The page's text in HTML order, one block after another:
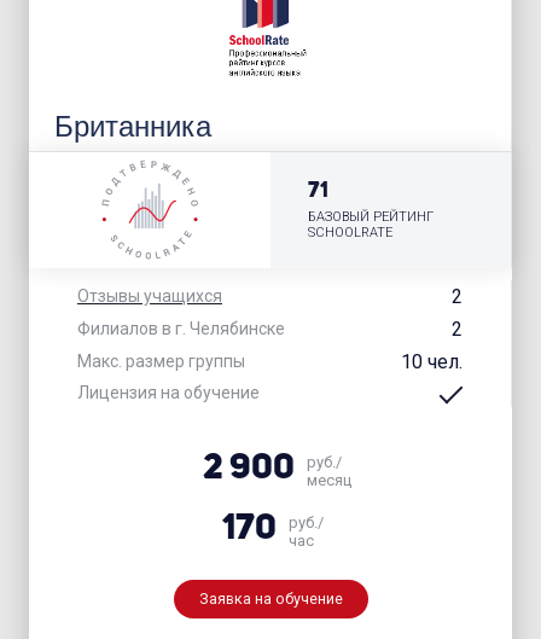
Британника
Отзывы учащихся 2
Филиалов в г. Челябинске 2
Макс. размер группы 10 чел.
Лицензия на обучение
71
БАЗОВЫЙ РЕЙТИНГ
SCHOOLRATE
2 900
руб./
месяц
170
руб./
час
Заявка на обучение